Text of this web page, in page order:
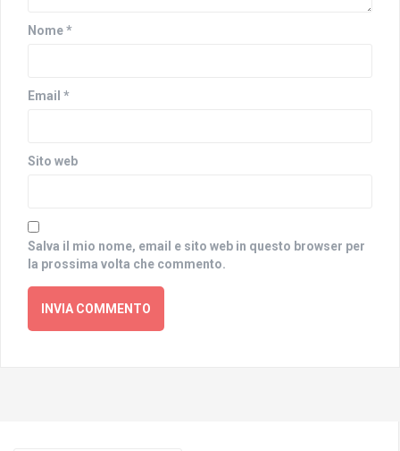
Nome*
Email *
Sito web
Salva il mio nome, email e sito web in questo browser per
la prossima volta che commento.